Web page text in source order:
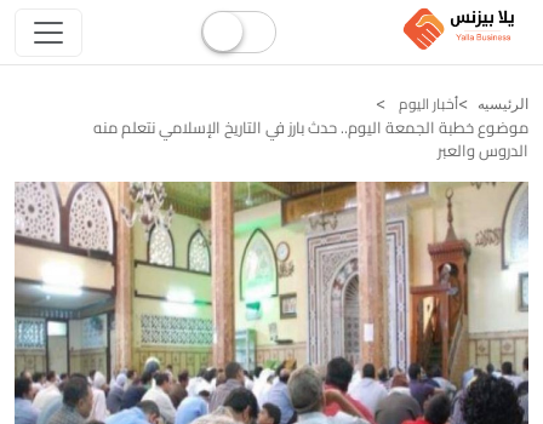
الرئيسيه أخبار اليوم
موضوع خطبة الجمعة اليوم.. حدث بارز في التاريخ الإسلامي نتعلم منه
الدروس والعبر